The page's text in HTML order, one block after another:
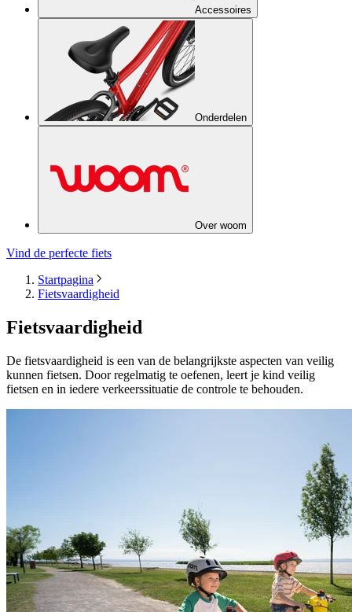
Accessoires
Onderdelen
Over woom
Vind de perfecte fiets
Startpagina
Fietsvaardigheid
Fietsvaardigheid
De fietsvaardigheid is een van de belangrijkste aspecten van veilig
kunnen fietsen. Door regelmatig te oefenen, leert je kind veilig
fietsen en in iedere verkeerssituatie de controle te behouden.